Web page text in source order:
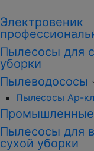
Электровеник
Пылесосы для
уборки
Пылеводососы
Пылесосы Ар-
Пылесосы для
сухой уборки